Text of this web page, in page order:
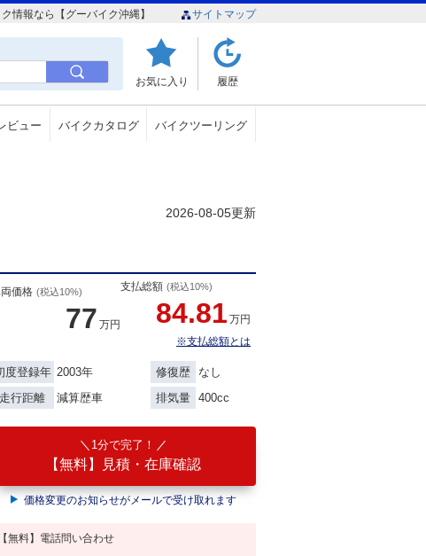
情報なら【グーバイク沖縄】 サイトマップ
お気に入り 履歴
ビュー バイクカタログ バイクツーリング
2026-08-05更新
価格 (税込10%)
77 万円
支払総額 (税込10%)
84.81 万円
※支払総額とは
度登録年 2003年 修復歴
なし
走行距離
減算歴車 排気量 400cc
1分で完了！
【無料】見積・在庫確認
価格変更のお知らせがメールで受け取れます
【無料】電話問い合わせ